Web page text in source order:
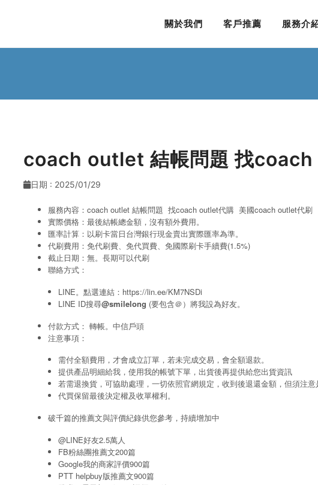
關於我們 客戶推薦 服務介
coach outlet 結帳問題 找
日期 : 2025/01/29
服務內容：coach outlet 結帳問題 找coach outlet代購 美國coach outlet代刷
實際價格：最後結帳總金額，沒有額外費用。
匯率計算：以刷卡當日台灣銀行現金賣出實際匯率為準。
代刷費用：免代刷費、免代買費、免國際刷卡手續費(1.5%)
截止日期：無。長期可以代刷
聯絡方式：
LINE。點選連結： https://lin.ee/KM7NSDi
LINE ID搜尋@smilelong (要包含＠）將我設為好友。
付款方式： 轉帳。中信戶頭
注意事項：
需付全額費用，才會成立訂單，若未完成交易，會全額退款。
提供產品明細給我，使用我的帳號下單，出貨後再提供給您出貨資訊
若需退換貨，可協助處理，一切依照官網規定，收到後退還金額，但須注
代買保留最後決定權及收單權利。
破千篇的推薦文與評價紀錄供您參考，持續增加中
@LINE好友2.5萬人
FB粉絲團推薦文200篇
Google我的商家評價900篇
PTT helpbuy版推薦文900篇